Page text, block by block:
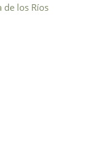
de los Ríos